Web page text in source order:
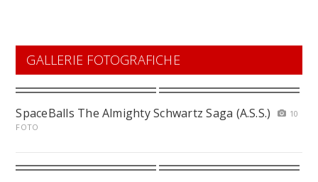
GALLERIE FOTOGRAFICHE
SpaceBalls The Almighty Schwartz Saga (A.S.S.)
10
FOTO